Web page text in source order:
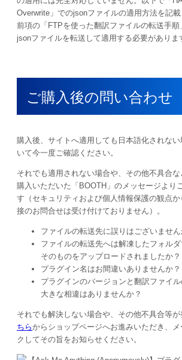
Overwrite」でのjsonファイルの適用方法を記載
前項の「FTPを使った翻訳ファイルの転送手
jsonファイルを転送して適用する必要がありま
ご購入後の問い合わせ
購入後、サイトへ適用しても日本語化されな
いて今一度ご確認ください。
それでも適用されない場合や、その他不具合な
購入いただいた「BOOTH」のメッセージより
す（セキュリティおよび個人情報保護の観点
接のお問合せは受け付けておりません）。
ファイルの転送先に誤りはございません
ファイルの転送先へは解凍したフォル
そのものをアップロードされましたか？
プラグイン名はお間違いありませんか？
プラグインのバージョンと翻訳ファイ
大きな相違はありませんか？
それでも解決しない場合や、その他不具合等が
ちらからショップページへお進みいただき、
クしてその旨をお知らせください。